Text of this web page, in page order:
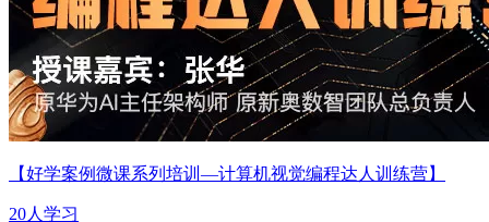
【好学案例微课系列培训—计算机视觉编程达人训练营】
20人学习